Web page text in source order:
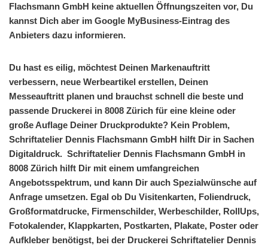
Flachsmann GmbH keine aktuellen Öffnungszeiten vor, Du
kannst Dich aber im Google MyBusiness-Eintrag des
Anbieters dazu informieren.
Du hast es eilig, möchtest Deinen Markenauftritt
verbessern, neue Werbeartikel erstellen, Deinen
Messeauftritt planen und brauchst schnell die beste und
passende Druckerei in 8008 Zürich für eine kleine oder
große Auflage Deiner Druckprodukte? Kein Problem,
Schriftatelier Dennis Flachsmann GmbH hilft Dir in Sachen
Digitaldruck. Schriftatelier Dennis Flachsmann GmbH in
8008 Zürich hilft Dir mit einem umfangreichen
Angebotsspektrum, und kann Dir auch Spezialwünsche auf
Anfrage umsetzen. Egal ob Du Visitenkarten, Foliendruck,
Großformatdrucke, Firmenschilder, Werbeschilder, RollUps,
Fotokalender, Klappkarten, Postkarten, Plakate, Poster oder
Aufkleber benötigst, bei der Druckerei Schriftatelier Dennis